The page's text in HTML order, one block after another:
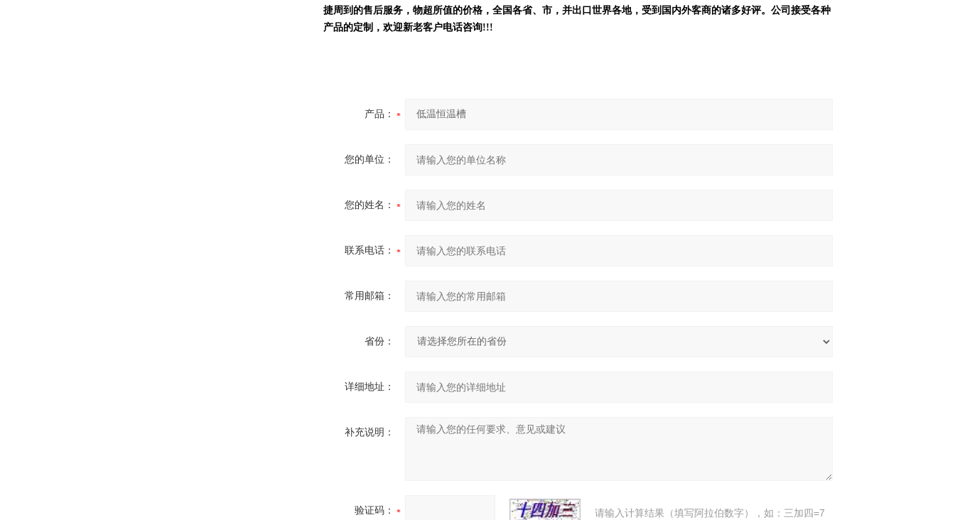
捷周到的售后服务，物超所值的价格，全国各省、市，并出口世界各地，受到国内外客商的诸多好评。公司接受各种
产品的定制， 欢迎新老客户电话咨询!!!
产品：
您的单位：
您的姓名：
联系电话：
常用邮箱：
省份：
详细地址：
补充说明：
验证码： 请输入计算结果（填写阿拉伯数字），如：三加四=7